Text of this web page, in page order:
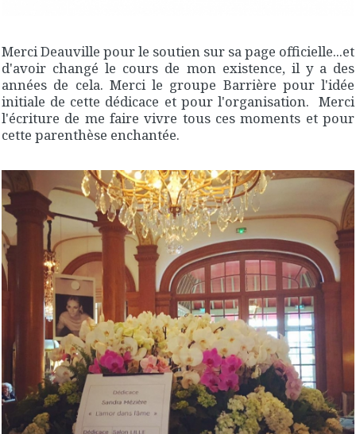
Merci Deauville pour le soutien sur sa page officielle...et
d'avoir changé le cours de mon existence, il y a des
années de cela. Merci le groupe Barrière pour l'idée
initiale de cette dédicace et pour l'organisation. Merci
l'écriture de me faire vivre tous ces moments et pour
cette parenthèse enchantée.